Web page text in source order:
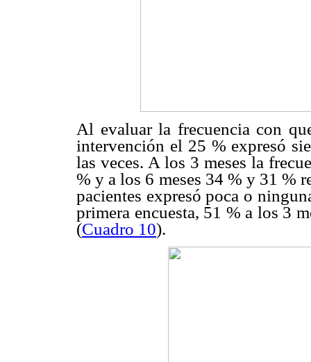
Al evaluar la frecuencia con
intervención el 25 % expresó
las veces. A los 3 meses la
% y a los 6 meses 34 % y 31 %
pacientes expresó poca o
primera encuesta, 51 % a los 3
(Cuadro 10).